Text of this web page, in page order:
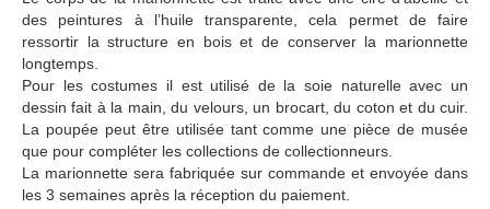
des peintures à l’huile transparente, cela permet de faire
ressortir la structure en bois et de conserver la marionnette
longtemps.
Pour les costumes il est utilisé de la soie naturelle avec un
dessin fait à la main, du velours, un brocart, du coton et du cuir.
La poupée peut être utilisée tant comme une pièce de musée
que pour compléter les collections de collectionneurs.
La marionnette sera fabriquée sur commande et envoyée dans
les 3 semaines après la réception du paiement.